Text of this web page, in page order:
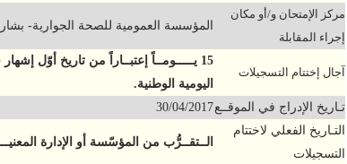
مركز الإمتحان و/أو مكان
إجراء المقابلة
المؤسسة العمومية للصحة الجوارية- بشار
آجال إختتام التسجيلات
15 يـــــومــاً إعتبــاراً من تاريخ أوّل
اليومية الوطنية.
تـاريخ الإدراج في الموقــع30/04/2017
التـاريخ الفعلي لاختتام
التسجيلات
الــتقــرُّب من المؤسّسة أو الإدارة